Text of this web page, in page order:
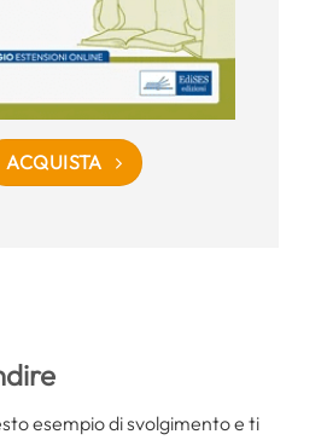
ACQUISTA
esempio di svolgimento e ti